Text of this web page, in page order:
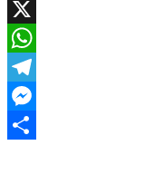
Facebook
X
WhatsApp
Telegram
Messenger